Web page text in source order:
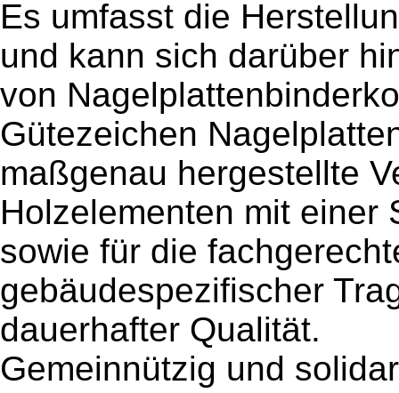
Es umfasst die
und kann sich darüber
von
Gütezeichen
maßgenau hergestellte
Holzelementen mit einer
sowie für die
gebäudespezifischer
dauerhafter Qualität.
Gemeinnützig und